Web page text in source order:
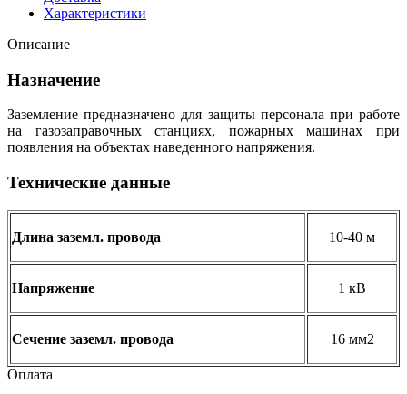
Характеристики
Описание
Назначение
Заземление предназначено для защиты персонала при работе
на газозаправочных станциях, пожарных машинах при
появления на объектах наведенного напряжения.
Технические данные
Длина заземл. провода 10-40 м
Напряжение 1 кВ
Сечение заземл. провода 16 мм2
Оплата